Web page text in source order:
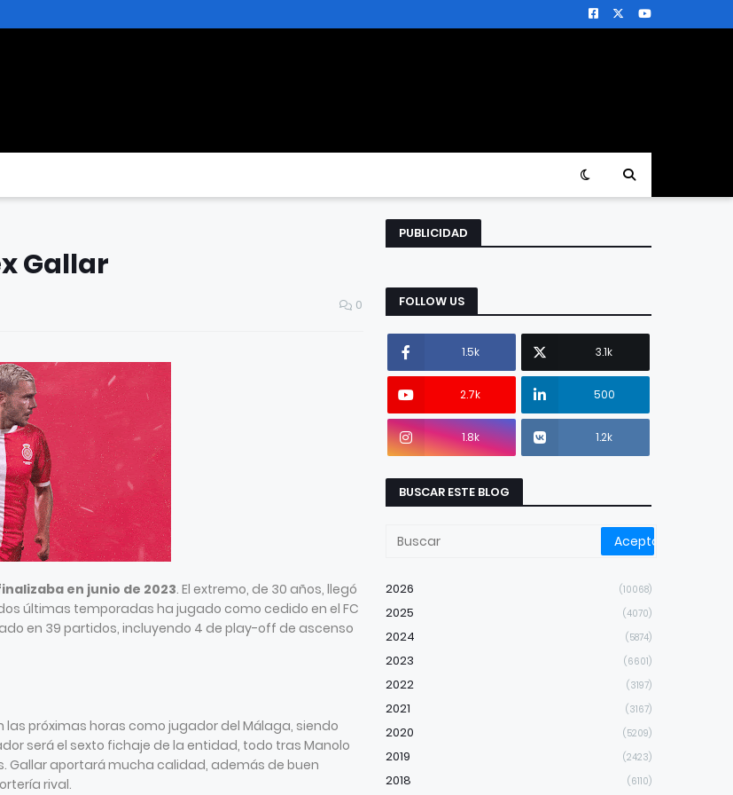
Gallar
0
en junio de 2023. El extremo, de 30 años, llegó
últimas temporadas ha jugado como cedido en el FC
en 39 partidos, incluyendo 4 de play-off de ascenso
las próximas horas como jugador del Málaga, siendo
será el sexto fichaje de la entidad, todo tras Manolo
Gallar aportará mucha calidad, además de buen
rival.
PUBLICIDAD
FOLLOW US
1.5k 3.1k
2.7k 500
1.8k 1.2k
BUSCAR ESTE BLOG
2026 (10068)
2025 (4070)
2024 (5874)
2023 (6601)
2022 (3197)
2021 (3167)
2020 (5209)
2019 (2423)
2018 (6110)